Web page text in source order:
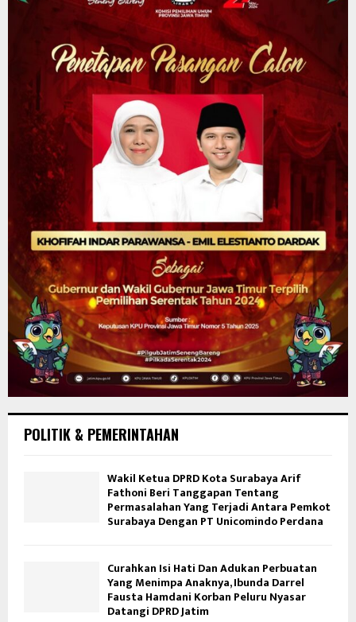
POLITIK & PEMERINTAHAN
Wakil Ketua DPRD Kota Surabaya Arif
Fathoni Beri Tanggapan Tentang
Permasalahan Yang Terjadi Antara Pemkot
Surabaya Dengan PT Unicomindo Perdana
Curahkan Isi Hati Dan Adukan Perbuatan
Yang Menimpa Anaknya, Ibunda Darrel
Fausta Hamdani Korban Peluru Nyasar
Datangi DPRD Jatim